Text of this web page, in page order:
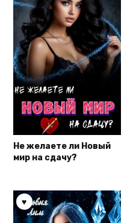
Не желаете ли Новый
мир на сдачу?